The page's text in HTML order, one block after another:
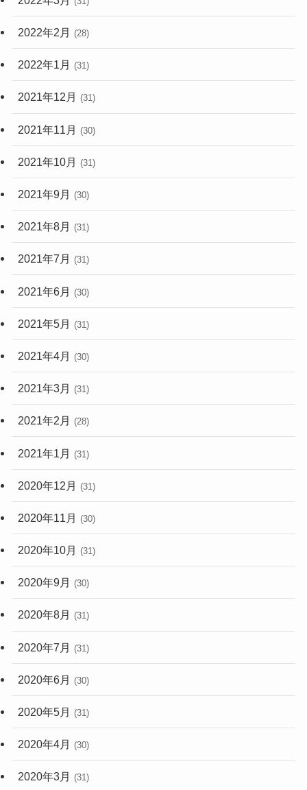
2022年2月 (28)
2022年1月 (31)
2021年12月 (31)
2021年11月 (30)
2021年10月 (31)
2021年9月 (30)
2021年8月 (31)
2021年7月 (31)
2021年6月 (30)
2021年5月 (31)
2021年4月 (30)
2021年3月 (31)
2021年2月 (28)
2021年1月 (31)
2020年12月 (31)
2020年11月 (30)
2020年10月 (31)
2020年9月 (30)
2020年8月 (31)
2020年7月 (31)
2020年6月 (30)
2020年5月 (31)
2020年4月 (30)
2020年3月 (31)